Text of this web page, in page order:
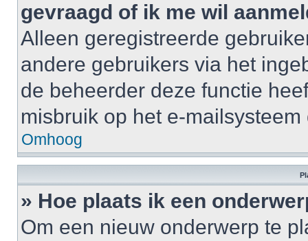
gevraagd of ik me wil
Alleen geregistreerde
andere gebruikers via het
de beheerder deze functie
misbruik op het e-
Omhoog
» Hoe plaats ik een
Om een nieuw onderwerp te